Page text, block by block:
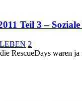
Teil 3 –
2
RescueDays waren